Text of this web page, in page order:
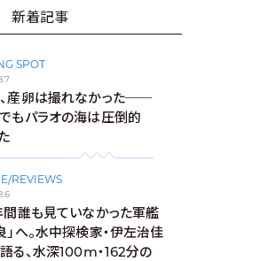
新着記事
SPOT
産卵は撮れなかった──
もパラオの海は圧倒的
REVIEWS
誰も見ていなかった軍艦
」へ。水中探検家・伊左治佳
る、水深100m・162分の